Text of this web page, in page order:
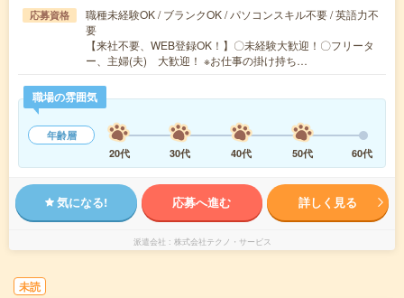
応募資格
職種未経験OK / ブランクOK / パソコンスキル不要 / 英語力不
要
【来社不要、WEB登録OK！】〇未経験大歓迎！〇フリータ
ー、主婦(夫) 大歓迎！ ※お仕事の掛け持ち…
職場の雰囲気
年齢層
20代
30代 40代 50代 60代
気になる! 応募へ進む 詳しく見る
派遣会社 株式会社テクノ・サービス
未読